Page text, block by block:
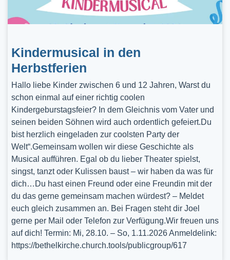
Kindermusical in den
Herbstferien
Hallo liebe Kinder zwischen 6 und 12 Jahren, Warst du
schon einmal auf einer richtig coolen
Kindergeburstagsfeier? In dem Gleichnis vom Vater und
seinen beiden Söhnen wird auch ordentlich gefeiert.Du
bist herzlich eingeladen zur coolsten Party der
Welt“.Gemeinsam wollen wir diese Geschichte als
Musical aufführen. Egal ob du lieber Theater spielst,
singst, tanzt oder Kulissen baust – wir haben da was für
dich…Du hast einen Freund oder eine Freundin mit der
du das gerne gemeinsam machen würdest? – Meldet
euch gleich zusammen an. Bei Fragen steht dir Joel
gerne per Mail oder Telefon zur Verfügung.Wir freuen uns
auf dich! Termin: Mi, 28.10. – So, 1.11.2026 Anmeldelink:
https://bethelkirche.church.tools/publicgroup/617